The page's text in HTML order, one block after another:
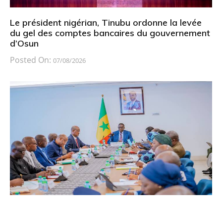
Le président nigérian, Tinubu ordonne la levée
du gel des comptes bancaires du gouvernement
d’Osun
Posted On: 07/08/2026